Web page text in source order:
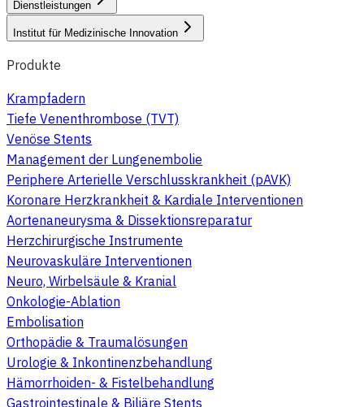
Dienstleistungen
Institut für Medizinische Innovation
Produkte
Krampfadern
Tiefe Venenthrombose (TVT)
Venöse Stents
Management der Lungenembolie
Periphere Arterielle Verschlusskrankheit (pAVK)
Koronare Herzkrankheit & Kardiale Interventionen
Aortenaneurysma & Dissektionsreparatur
Herzchirurgische Instrumente
Neurovaskuläre Interventionen
Neuro, Wirbelsäule & Kranial
Onkologie-Ablation
Embolisation
Orthopädie & Traumalösungen
Urologie & Inkontinenzbehandlung
Hämorrhoiden- & Fistelbehandlung
Gastrointestinale & Biliäre Stents